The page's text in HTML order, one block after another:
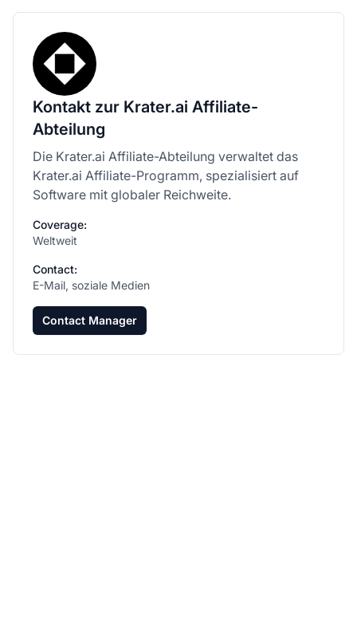
Kontakt zur Krater.ai Affiliate-
Abteilung
Die Krater.ai Affiliate-Abteilung verwaltet das
Krater.ai Affiliate-Programm, spezialisiert auf
Software mit globaler Reichweite.
Coverage:
Weltweit
Contact:
E-Mail, soziale Medien
Contact Manager